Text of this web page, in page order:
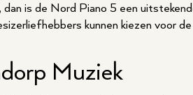
is de Nord Piano 5 een
kunnen kiezen voor
Muziek